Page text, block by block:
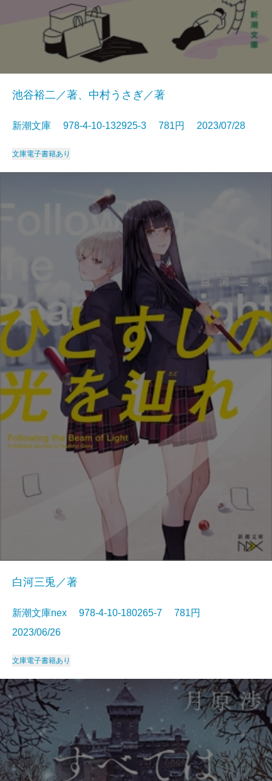
池谷裕二／著、中村うさぎ／著
新潮文庫 978-4-10-132925-3 781円 2023/07/28
文庫電子書籍あり
白河三兎／著
新潮文庫nex 978-4-10-180265-7 781円
2023/06/26
文庫電子書籍あり